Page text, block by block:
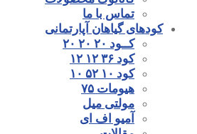
تماس با ما
کودهای گیاهان آپارتمانی
کــود ۲۰ ۲۰ ۲۰
کود ۳۶ ۱۲ ۱۲
کود ۱۰ ۵۲ ۱۰
هیومات ۷۵
مولتی میل
آمیو اف ای